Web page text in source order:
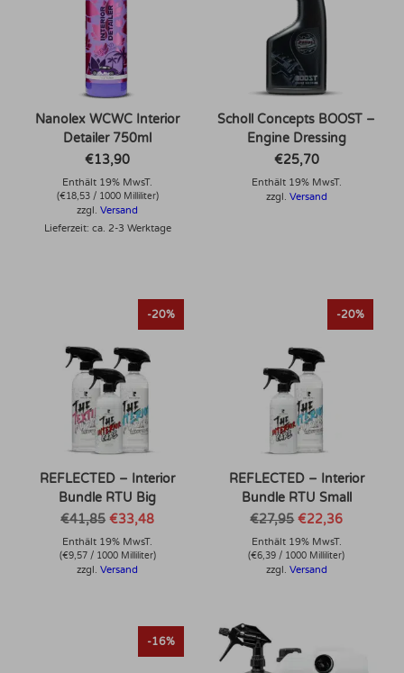
Nanolex WCWC Interior
Detailer 750ml
€13,90
Enthält 19% MwsT.
(€18,53/ 1000 Milliliter)
zzgl.Versand
Lieferzeit: ca. 2-3 Werktage
Scholl Concepts BOOST –
Engine Dressing
€25,70
Enthält 19% MwsT.
zzgl. Versand
-20%
REFLECTED – Interior
Bundle RTU Big
€41,85 Ursprünglicher
Preis
war:
€41,85
€33,48Aktueller
€33,48.
Enthält 19% MwsT.
(€9,57/ 1000 Milliliter)
zzgl.Versand
-20%
REFLECTED – Interior
Bundle RTU Small
€27,95 Ursprünglicher
Preis
war:
€27,95
€22,36Aktueller
€22,36.
Enthält 19% MwsT.
(€6,39 / 1000 Milliliter)
zzgl. Versand
-16%